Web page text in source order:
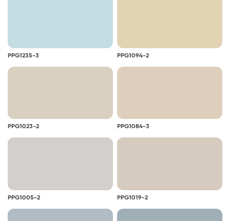
PPG1235-3 PPG1094-2
PPG1023-2 PPG1084-3
PPG1005-2 PPG1019-2